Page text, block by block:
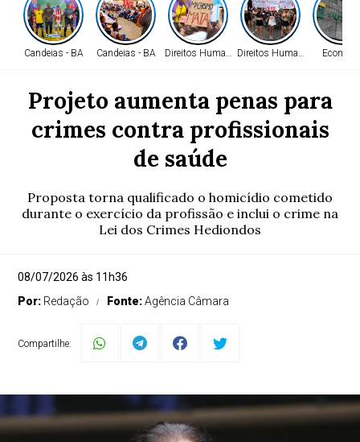
Candeias - BA Candeias - BA Direitos HumanosDireitos Humanos
Projeto aumenta penas para
crimes contra profissionais
de saúde
Proposta torna qualificado o homicídio cometido
durante o exercício da profissão e inclui o crime na
Lei dos Crimes Hediondos
08/07/2026 às 11h36
Por: Redação Fonte:Agência Câmara
Compartilhe: